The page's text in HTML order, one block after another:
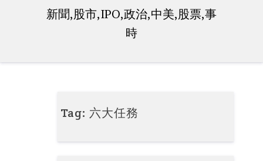
新聞,股市,IPO,政治,中美,股票,事
時
Tag: 六大任務